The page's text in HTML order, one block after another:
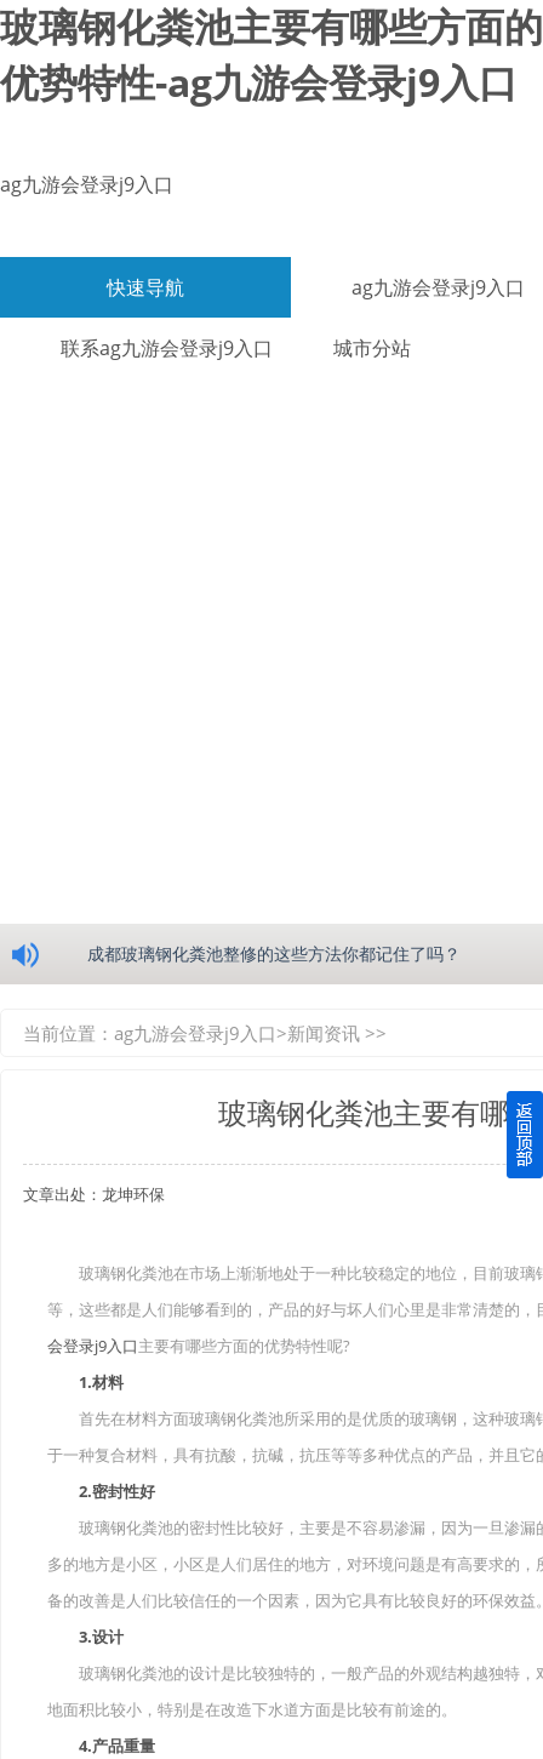
玻璃钢化粪池主要有哪些方面的
优势特性-ag九游会登录j9入口
ag九游会登录j9入口
快速导航 ag九游会登录j9入口
联系ag九游会登录j9入口 城市分站
成都玻璃钢化粪池整修的这些方法你都记住了吗？
四川玻璃钢化粪池逐渐取代传统玻璃钢化粪池的这几点原因
关于重庆玻璃钢化粪池的这些基础知识你都记住了吗？
在安装绵阳玻璃钢化粪池时可能遇到这些难题
使用成都玻璃钢化粪池的七大好处你都记住了吗？
当前位置： ag九游会登录j9入口>新闻资讯 >>
玻璃钢化粪池主要有哪
文章出处：龙坤环保
玻璃钢化粪池在市场上渐渐地处于一种比较稳定的地位，目前玻璃
等，这些都是人们能够看到的，产品的好与坏人们心里是非常清楚的
会登录j9入口主要有哪些方面的优势特性呢?
1.材料
首先在材料方面玻璃钢化粪池所采用的是优质的玻璃钢，这种玻璃
于一种复合材料，具有抗酸，抗碱，抗压等等多种优点的产品，并且
2.密封性好
玻璃钢化粪池的密封性比较好，主要是不容易渗漏，因为一旦渗漏
多的地方是小区，小区是人们居住的地方，对环境问题是有高要求的
备的改善是人们比较信任的一个因素，因为它具有比较良好的环保效益
3.设计
玻璃钢化粪池的设计是比较独特的，一般产品的外观结构越独特，
地面积比较小，特别是在改造下水道方面是比较有前途的。
4.产品重量